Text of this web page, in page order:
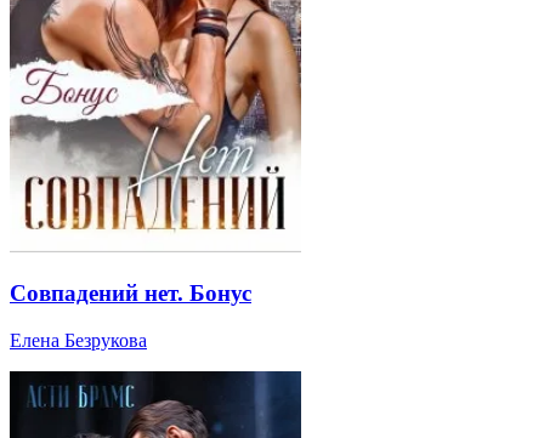
Совпадений нет. Бонус
Елена Безрукова